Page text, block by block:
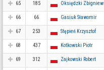
65 185 Oksiędzki Zbigniew
66 66 Gasiuk Sławomir
67 253 Stępień Krzysztof
68 437 Kotkowski Piotr
69 312 Zajkowski Robert